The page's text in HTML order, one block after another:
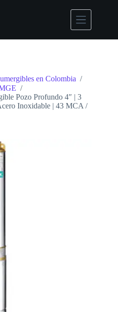
en Colombia /
/
Pozo Profundo 4″ | 3
Inoxidable | 43 MCA /